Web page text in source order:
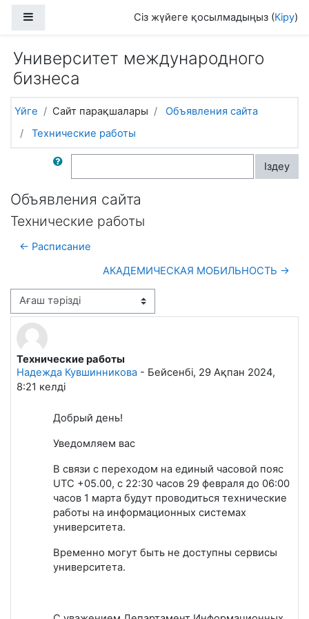
Сіз жүйеге қосылмадыңыз (Кіру)
Университет международного
бизнеса
Үйге Сайт парақшалары
Объявления сайта
Технические работы
Форумдардан іздеу Іздеу
Объявления сайта
Технические работы
← Расписание
АКАДЕМИЧЕСКАЯ МОБИЛЬНОСТЬ →
Display mode
Технические работы
Надежда Кувшинникова - Бейсенбі, 29 Ақпан 2024,
8:21 келді
Number of replies: 0
Добрый день!
Уведомляем вас
В связи с переходом на единый часовой пояс
UTC +05.00, с 22:30 часов 29 февраля до 06:00
часов 1 марта будут проводиться технические
работы на информационных системах
университета.
Временно могут быть не доступны сервисы
университета.